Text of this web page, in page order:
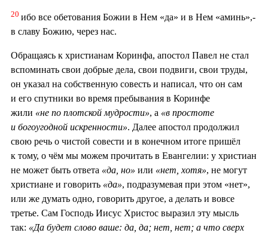
20 ибо все обетования Божии в Нем «да» и в Нем «аминь»,-
в славу Божию, через нас.
Обращаясь к христианам Коринфа, апостол Павел не стал
вспоминать свои добрые дела, свои подвиги, свои труды,
он указал на собственную совесть и написал, что он сам
и его спутники во время пребывания в Коринфе
жили «не по плотской мудрости», а «в простоте
и богоугодной искренности». Далее апостол продолжил
свою речь о чистой совести и в конечном итоге пришёл
к тому, о чём мы можем прочитать в Евангелии: у христиан
не может быть ответа «да, но» или «нет, хотя», не могут
христиане и говорить «да», подразумевая при этом «нет»,
или же думать одно, говорить другое, а делать и вовсе
третье. Сам Господь Иисус Христос выразил эту мысль
так: «Да будет слово ваше: да, да; нет, нет; а что сверх